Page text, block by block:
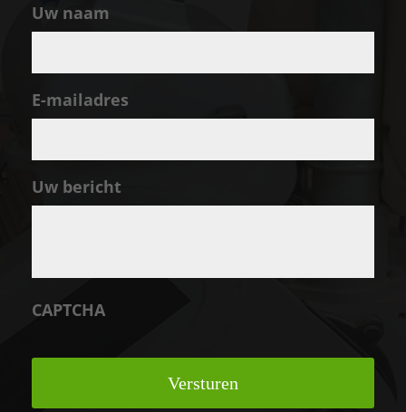
Uw naam
E-mailadres
Uw bericht
CAPTCHA